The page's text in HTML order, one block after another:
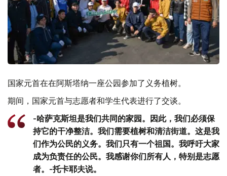
国家元首在在阿斯塔纳一座公园参加了义务植树。
期间，国家元首与志愿者和学生代表进行了交谈。
-哈萨克斯坦是我们共同的家园。因此，我们必须保
持它的干净整洁。我们需要植树和清洁街道。这是我
们作为公民的义务。我们只有一个祖国。我呼吁大家
成为负责任的公民。我感谢你们所有人，特别是志愿
者。-托卡耶夫说。